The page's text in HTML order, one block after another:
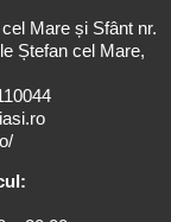
Mare și Sfânt nr.
Ștefan cel Mare,